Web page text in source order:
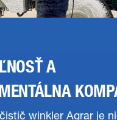
A
winkler Agrar je